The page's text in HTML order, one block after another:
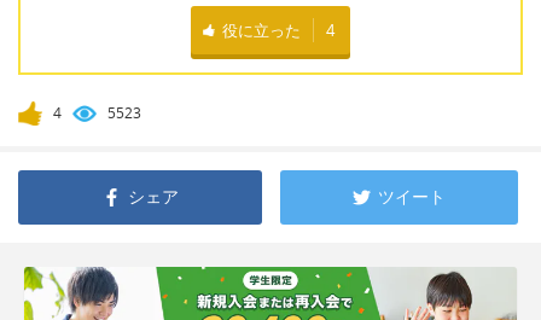
役に立った 4
4 5523
シェア ツイート